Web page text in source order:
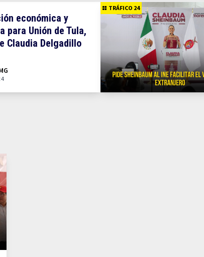
económica y
para Unión de Tula,
Claudia Delgadillo
TRÁFICO 24